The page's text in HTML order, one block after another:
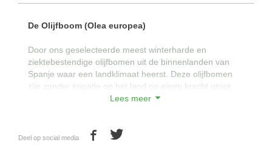
De Olijfboom (Olea europea)
Door ons geselecteerde meest winterharde en
ziektebestendige olijfbomen uit de binnenlanden van
Spanje waar een landklimaat heerst. Deze olijfbomen
zijn zonder irrigatie op het land op eigen kracht groot
geworden waardoor dit de meest winterharde en
verdragen.
Lees meer
Deel op social media